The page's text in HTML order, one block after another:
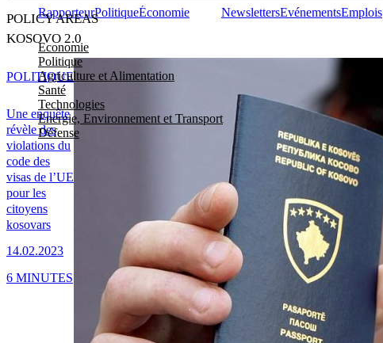
POLICY AREAS
Economie
Politique
Agriculture et Alimentation
Santé
Technologies
Energie, Environnement et Transport
Défense
RapporteurPolitiqueÉconomie NewslettersEvénementsEmplois
KOSOVO 2.0
Une enquête
révèle des
violations du
code des
visas de l’UE
pour les
citoyens
kosovars
14.02.2023
POLITIQUE
6 MINUTES